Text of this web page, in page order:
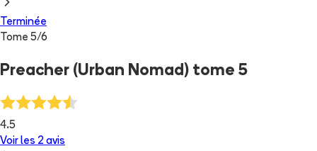
Terminée
Tome 5/6
Preacher (Urban Nomad) tome 5
4.5
Voir les 2 avis